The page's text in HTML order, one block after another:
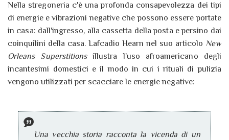
Nella stregoneria c'è una profonda consapevolezza dei tipi
di energie e vibrazioni negative che possono essere portate
in casa: dall'ingresso, alla cassetta della posta e persino dai
coinquilini della casa. Lafcadio Hearn nel suo articolo New
Orleans Superstitionsillustra l'uso afroamericano degli
incantesimi domestici e il modo in cui i rituali di pulizia
vengono utilizzati per scacciare le energie negative:
Una vecchia storia racconta la vicenda di un